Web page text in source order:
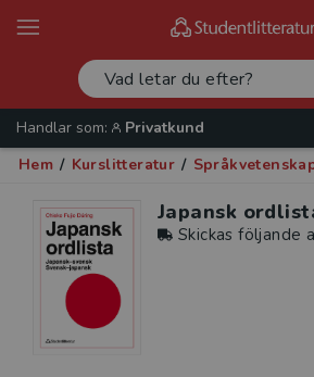
Handlar som:
Privatkund
Hem / Kurslitteratur /
Japansk
Skickas följande